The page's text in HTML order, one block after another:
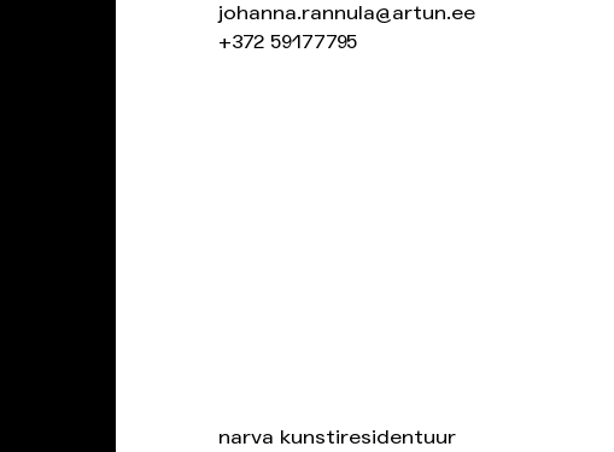
johanna.rannula@artun.ee
+372 59177795
narva kunstiresidentuur